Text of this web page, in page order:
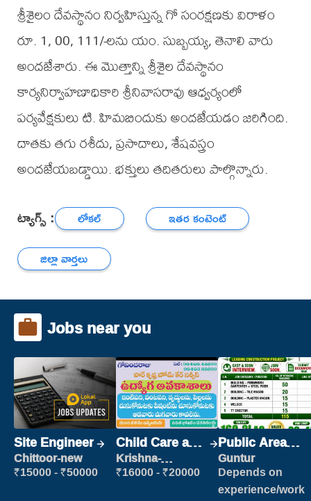
శ్రీశైలం దేవస్థానం నిర్వహిస్తున్న గో సంరక్షణకు విరాళం
రూ. 1, 00, 111/-లను యం. సుబ్బయ్య, తెనాలి వారు
అందజేశారు. ఈ మొత్తాన్ని శ్రీశైల దేవస్థానం
కార్యనిర్వాహణాధికారి శ్రీనివాసరావు ఆధ్వర్యంలో
పర్యవేక్షకులు టి. హిమబిందుకు అందజేయడం జరిగింది.
దాతకు తగు రశీదు, ప్రసాదాలు, శేషవస్త్రం
అందజేయబడ్డాయి. భక్తులు తదితరులు పాల్గొన్నారు.
ట్యాగ్స్ : లోకల్
ఇతర కంటెంట్
జిల్లా వార్తలు
Jobs near you
Site Engineer
Chittoor-new
₹15000 - ₹50000
Child Care and
Patient care
Krishna-
vijayawada
₹16000 - ₹20000
Public Area
Cleaner
Guntur
Depends on
experience/work